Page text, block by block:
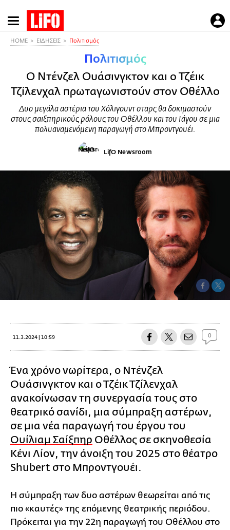
Παράκαμψη
προς
HOME ΕΙΔΗΣΕΙΣ Πολιτισμός
Πολιτισμός
Ο Ντένζελ Ουάσινγκτον και ο Τζέικ
Τζίλενχαλ πρωταγωνιστούν στον Οθέλλο
Δυο μεγάλα αστέρια του Χόλιγουντ σταρς θα δοκιμαστούν
στους σαιξπηρικούς ρόλους του Οθέλλου και του Ιάγου σε μια
πολυαναμενόμενη παραγωγή στο Μπροντγουέι.
LifO Newsroom
11.3.2024 | 10:59 0
Ένα χρόνο νωρίτερα, ο Ντένζελ
Ουάσινγκτον και ο Τζέικ Τζίλενχαλ
ανακοίνωσαν τη συνεργασία τους στο
θεατρικό σανίδι, μια σύμπραξη αστέρων,
σε μια νέα παραγωγή του έργου του
Ουίλιαμ Σαίξπηρ Οθέλλος σε σκηνοθεσία
Κένι Λίον, την άνοιξη του 2025 στο θέατρο
Shubert στο Μπροντγουέι.
Η σύμπραξη των δυο αστέρων θεωρείται από τις
πιο «καυτές» της επόμενης θεατρικής περιόδου.
Πρόκειται για την 22η παραγωγή του Οθέλλου στο